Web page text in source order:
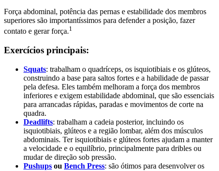
Força abdominal, potência das pernas e estabilidade dos membros
superiores são importantíssimos para defender a posição, fazer
contato e gerar força.1
Exercícios principais:
Squats: trabalham o quadríceps, os isquiotibiais e os glúteos,
construindo a base para saltos fortes e a habilidade de passar
pela defesa. Eles também melhoram a força dos membros
inferiores e exigem estabilidade abdominal, que são essenciais
para arrancadas rápidas, paradas e movimentos de corte na
quadra.
Deadlifts: trabalham a cadeia posterior, incluindo os
isquiotibiais, glúteos e a região lombar, além dos músculos
abdominais. Ter isquiotibiais e glúteos fortes ajudam a manter
a velocidade e o equilíbrio, principalmente para dribles ou
mudar de direção sob pressão.
Pushups ou Bench Press: são ótimos para desenvolver os